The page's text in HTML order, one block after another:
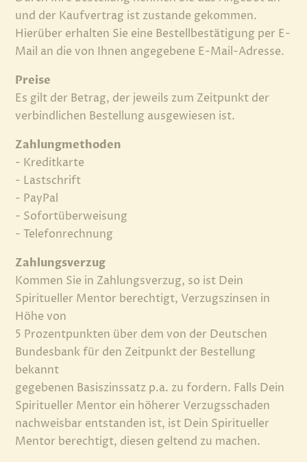
und der Kaufvertrag ist zustande gekommen.
Hierüber erhalten Sie eine Bestellbestätigung per E-
Mail an die von Ihnen angegebene E-Mail-Adresse.
Preise
Es gilt der Betrag, der jeweils zum Zeitpunkt der
verbindlichen Bestellung ausgewiesen ist.
Zahlungmethoden
- Kreditkarte
- Lastschrift
- PayPal
- Sofortüberweisung
- Telefonrechnung
Zahlungsverzug
Kommen Sie in Zahlungsverzug, so ist Dein
Spiritueller Mentor berechtigt, Verzugszinsen in
Höhe von
5 Prozentpunkten über dem von der Deutschen
Bundesbank für den Zeitpunkt der Bestellung
bekannt
gegebenen Basiszinssatz p.a. zu fordern. Falls Dein
Spiritueller Mentor ein höherer Verzugsschaden
nachweisbar entstanden ist, ist Dein Spiritueller
Mentor berechtigt, diesen geltend zu machen.